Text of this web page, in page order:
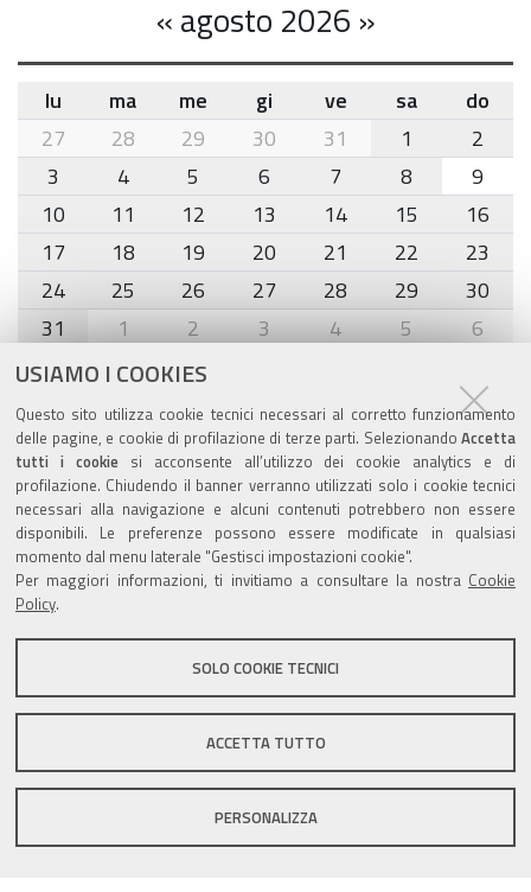
USIAMO I COOKIES
Questo sito utilizza cookie tecnici necessari al corretto funzionamento
delle pagine, e cookie di profilazione di terze parti. Selezionando Accetta
tutti i cookiesi acconsente all’utilizzo dei cookie analytics e di
profilazione. Chiudendo il banner verranno utilizzati solo i cookie tecnici
necessari alla navigazione e alcuni contenuti potrebbero non essere
disponibili. Le preferenze possono essere modificate in qualsiasi
momento dal menu laterale "Gestisci impostazioni cookie".
Per maggiori informazioni, ti invitiamo a consultare la nostra Cookie
Policy.
SOLO COOKIE TECNICI
ACCETTA TUTTO
PERSONALIZZA
«agosto 2026 »
month-
8
lu ma me gi ve sa
do
27
28 29 30 31 1
2
3
4 5 6 7 8
9
10
11 12 13 14 15
16
17
18 19 20 21 22
23
24
25 26 27 28 29
30
31
1 2 3 4 5 6
Agenda eventi
torna alla sezione
Valuta questo sito
Sito istituzionale Comune di Zola Predosa
DPO|Accessibilità